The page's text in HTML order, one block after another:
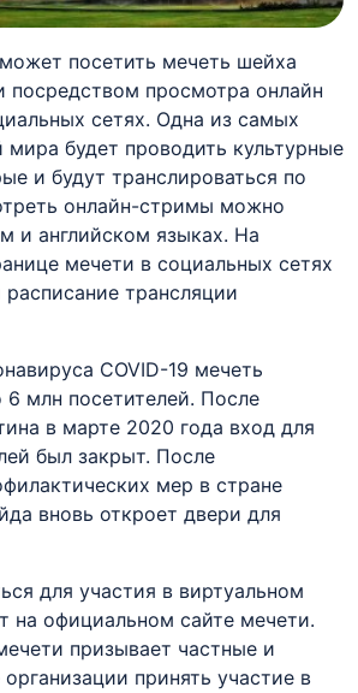
посетить мечеть шейха
посредством просмотра онлайн
сетях. Одна из самых
будет проводить культурные
и будут транслироваться по
онлайн-стримы можно
и английском языках. На
мечети в социальных сетях
трансляции
COVID-19 мечеть
млн посетителей. После
в марте 2020 года вход для
был закрыт. После
мер в стране
вновь откроет двери для
для участия в виртуальном
на официальном сайте мечети.
призывает частные и
принять участие в